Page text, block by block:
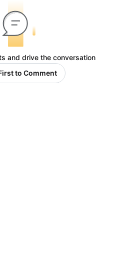
and drive the conversation.
First to Comment